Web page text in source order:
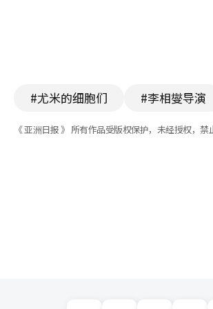
#尤米的细胞们 #李相燮导演
《 亚洲日报 》 所有作品受版权保护，未经授权，禁